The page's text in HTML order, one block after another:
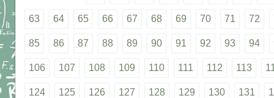
63 64 65 66 67 68 69 70 71 72
85 86 87 88 89 90 91 92 93 94
106 107 108 109 110 111 112 113
124 125 126 127 128 129 130 131